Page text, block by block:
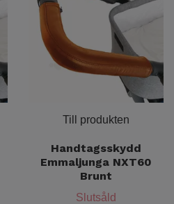
Till produkten
Handtagsskydd
Emmaljunga NXT60
Brunt
Slutsåld